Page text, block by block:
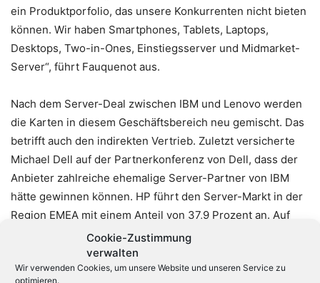
Cookie-Zustimmung
verwalten
Wir verwenden Cookies, um unsere Website und unseren Service zu
optimieren.
ein Produktporfolio, das unsere Konkurrenten nicht bieten
können. Wir haben Smartphones, Tablets, Laptops,
Desktops, Two-in-Ones, Einstiegsserver und Midmarket-
Server“, führt Fauquenot aus.
Nach dem Server-Deal zwischen IBM und Lenovo werden
die Karten in diesem Geschäftsbereich neu gemischt. Das
betrifft auch den indirekten Vertrieb. Zuletzt versicherte
Michael Dell auf der Partnerkonferenz von Dell, dass der
Anbieter zahlreiche ehemalige Server-Partner von IBM
hätte gewinnen können. HP führt den Server-Markt in der
Region EMEA mit einem Anteil von 37,9 Prozent an. Auf
dem zweiten Platz folgt Dell mit einem Anteil von 21,7
Prozent. Auf dem dritten Platz liegt IBM mit einem
Marktanteil von 9,56 Prozent. Big Blue konnte im zweiten